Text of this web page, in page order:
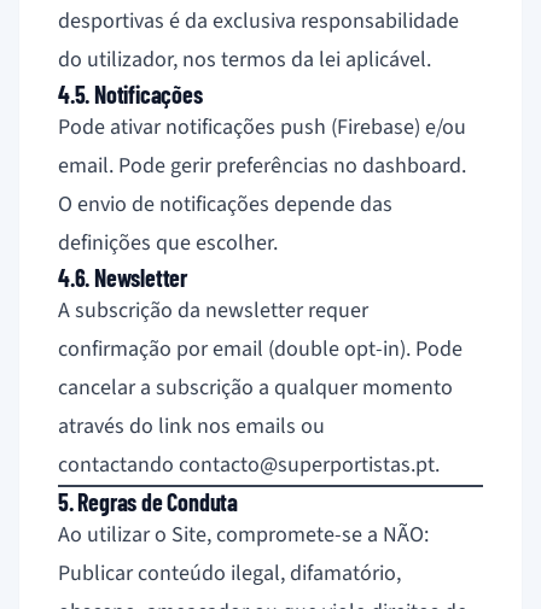
desportivas é da exclusiva responsabilidade
do utilizador, nos termos da lei aplicável.
4.5. Notificações
Pode ativar notificações push (Firebase) e/ou
email. Pode gerir preferências no dashboard.
O envio de notificações depende das
definições que escolher.
4.6. Newsletter
A subscrição da newsletter requer
confirmação por email (double opt-in). Pode
cancelar a subscrição a qualquer momento
através do link nos emails ou
contactando contacto@superportistas.pt.
5. Regras de Conduta
Ao utilizar o Site, compromete-se a NÃO:
Publicar conteúdo ilegal, difamatório,